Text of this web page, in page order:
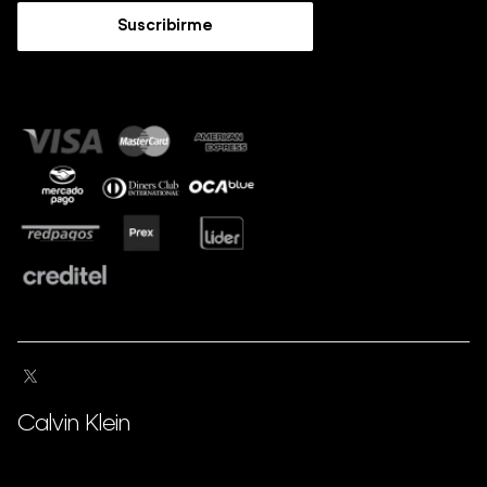
Sostenibilidad
Suscribirme
Calvin Klein